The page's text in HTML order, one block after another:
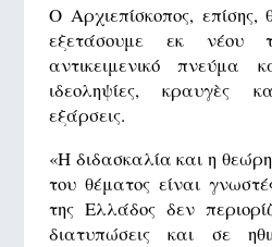
Ο Αρχιεπίσκοπος,
εξετάσουμε εκ
αντικειμενικό πνεύμα
ιδεοληψίες, κραυγὲς
εξάρσεις.
«Η διδασκαλία και η
του θέματος είναι
της Ελλάδος δεν
διατυπώσεις και σε